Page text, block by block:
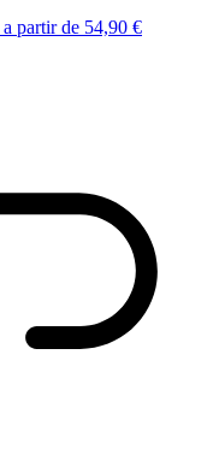
a partir de 54,90 €